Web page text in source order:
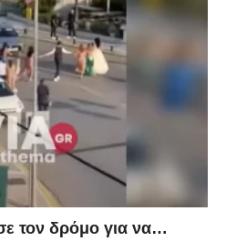
τον δρόμο για να…